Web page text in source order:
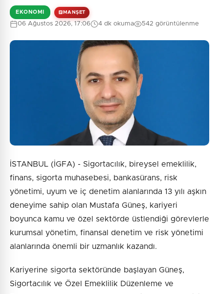
EKONOMI MANŞET
06 Ağustos 2026, 17:06 4 dk okuma 542 görüntülenme
İSTANBUL (İGFA) - Sigortacılık, bireysel emeklilik,
finans, sigorta muhasebesi, bankasürans, risk
yönetimi, uyum ve iç denetim alanlarında 13 yılı aşkın
deneyime sahip olan Mustafa Güneş, kariyeri
boyunca kamu ve özel sektörde üstlendiği görevlerle
kurumsal yönetim, finansal denetim ve risk yönetimi
alanlarında önemli bir uzmanlık kazandı.
Kariyerine sigorta sektöründe başlayan Güneş,
Sigortacılık ve Özel Emeklilik Düzenleme ve